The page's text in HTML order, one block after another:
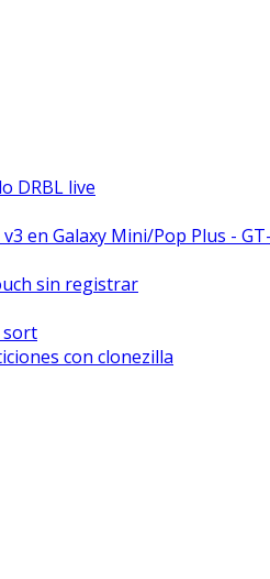
DRBL live
en Galaxy Mini/Pop Plus -
sin registrar
sort
con clonezilla